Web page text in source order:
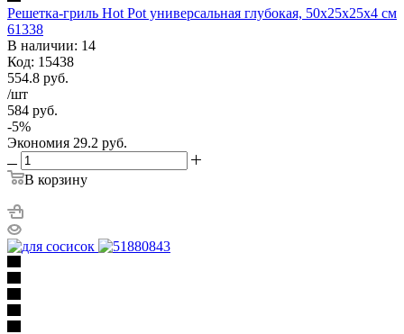
Решетка-гриль Hot Pot универсальная глубокая, 50x25x25x4 cм
61338
В наличии: 14
Код: 15438
554.8 руб.
/шт
584 руб.
-5%
Экономия 29.2 руб.
В корзину